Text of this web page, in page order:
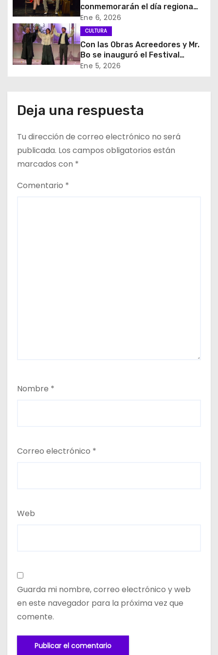
d
e
e
r
a
d
a
conmemorarán el día regiona
del teatro
Ene 6, 2026
CULTURA
Con las Obras Acreedores y Mr.
Bo se inauguró el Festival
Tarapacá a Mil 2926
Ene 5, 2026
Deja una respuesta
Tu dirección de correo electrónico no será
publicada. Los campos obligatorios están
marcados con *
Comentario *
Nombre *
Correo electrónico *
Web
Guarda mi nombre, correo electrónico y web
en este navegador para la próxima vez que
comente.